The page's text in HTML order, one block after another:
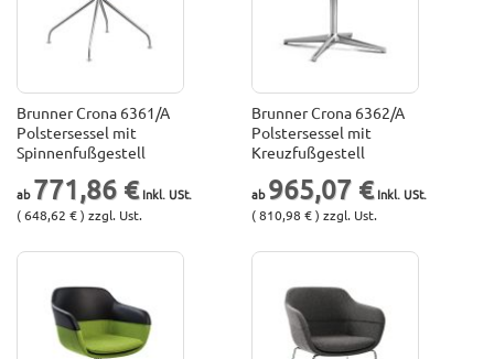
Brunner Crona 6361/A
Polstersessel mit
Spinnenfußgestell
771,86 €
( 648,62 € ) zzgl. Ust.
Brunner Crona 6362/A
Polstersessel mit
Kreuzfußgestell
965,07 €
( 810,98 € ) zzgl. Ust.